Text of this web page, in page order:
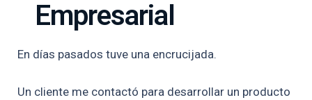
Empresarial
En días pasados tuve una encrucijada.
Un cliente me contactó para desarrollar un producto